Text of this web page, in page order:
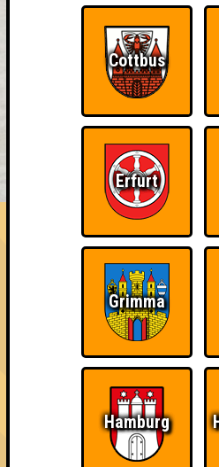
HIGHSCORE
FAQ
Ich suche Gegner,
Gewinne mit MEHR als zwei
~ Noch nicht
Cottbus
Erfurt
Grimma
Hamburg